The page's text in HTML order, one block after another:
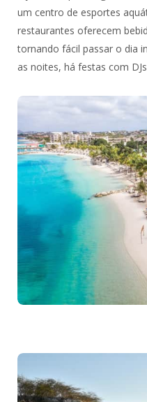
um centro de esportes
restaurantes oferecem
tornando fácil passar o dia
as noites, há festas com